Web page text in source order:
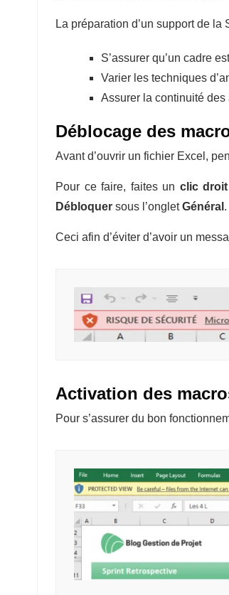
La préparation d’un support de
S’assurer qu’un cadre
Varier les techniques
Assurer la continuité
Déblocage des
Avant d’ouvrir un fichier Excel,
Pour ce faire, faites un clic droit
Débloquer sous l’ongletGénéral .
Ceci afin d’éviter d’avoir un
Activation des
Pour s’assurer du bon